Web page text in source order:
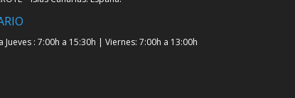
Jueves : 7:00h a 15:30h | Viernes: 7:00h a 13:00h